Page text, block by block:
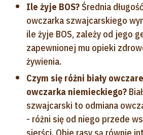
Ile żyje BOS?Średnia
owczarka szwajcarskiego
ile żyje BOS, zależy od jego
zapewnionej mu opieki
żywienia.
Czym się różni biały
owczarka niemieckiego?
szwajcarski to odmiana
- różni się od niego przede
sierści. Obie rasy są równie